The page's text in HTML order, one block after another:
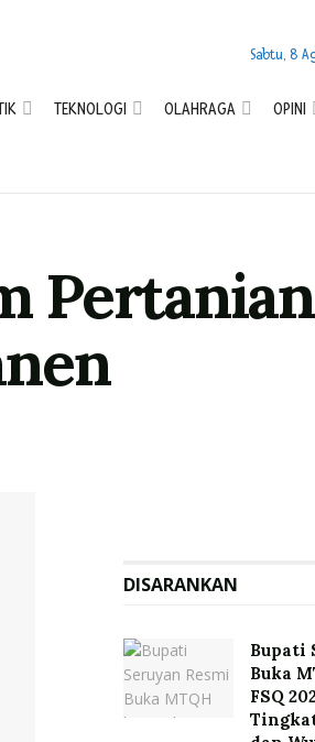
Sabtu, 8
TEKNOLOGI OLAHRAGA OPINI
Pertanian
DISARANKAN
Bupati
Buka
FSQ